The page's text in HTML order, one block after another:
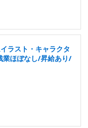
ラスト・キャラクタ
業ほぼなし/昇給あり/